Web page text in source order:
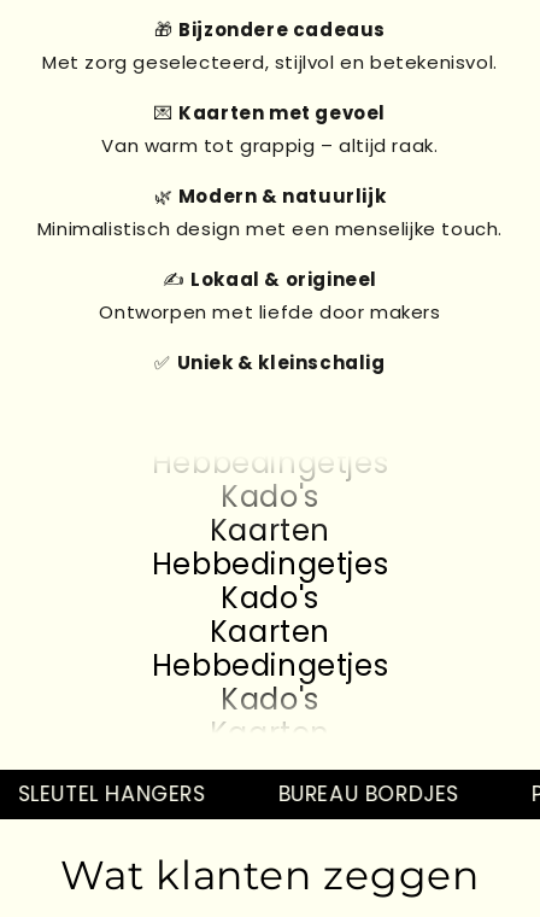
🎁 Bijzondere cadeaus
Met zorg geselecteerd, stijlvol en betekenisvol.
💌 Kaarten met gevoel
Van warm tot grappig – altijd raak.
🌿 Modern & natuurlijk
Minimalistisch design met een menselijke touch.
✍️ Lokaal & origineel
Ontworpen met liefde door makers
✅ Uniek & kleinschalig
Hebbedingetjes
Kado's
Kaarten
Hebbedingetjes
Kado's
Kaarten
Hebbedingetjes
Kado's
Kaarten
Hebbedingetjes
Kado's
Kaarten
Hebbedingetjes
Kado's
SLEUTEL HANGERS BUREAU BORDJES
Wat klanten zeggen